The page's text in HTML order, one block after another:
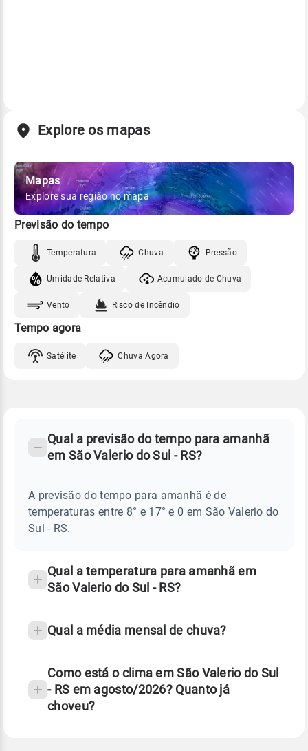
Explore os mapas
Mapas
Explore sua região no mapa
Previsão do tempo
Temperatura Chuva Pressão
Umidade Relativa Acumulado de Chuva
Vento Risco de Incêndio
Tempo agora
Satélite Chuva Agora
VALERIO
Perguntas
sobre
chuva
Qual a previsão do tempo para amanhã
em São Valerio do Sul - RS?
A previsão do tempo para amanhã é de
temperaturas entre 8° e 17° e 0 em São Valerio do
Sul - RS.
Qual a temperatura para amanhã em
São Valerio do Sul - RS?
Qual a média mensal de chuva?
Fonte: 30 anos de dados de reanálise ERA5.
Como está o clima em São Valerio do Sul
- RS em agosto/2026? Quanto já
choveu?